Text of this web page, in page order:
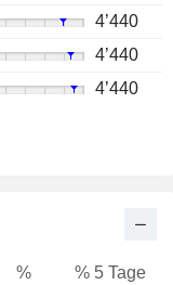
4’440
4’440
4’440
% % 5 Tage